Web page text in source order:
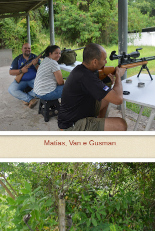
Matias, Van e Gusman.